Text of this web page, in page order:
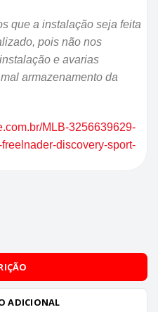
que a instalação seja feita
pois não nos
e avarias
armazenamento da
MLB-3256639629-
discovery-sport-
ADICIONAL